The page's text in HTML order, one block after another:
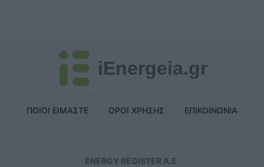
iEnergeia.gr
ΠΟΙΟΙ ΕΙΜΑΣΤΕ ΟΡΟΙ ΧΡΗΣΗΣ ΕΠΙΚΟΙΝΩΝΙΑ
ENERGY REGISTER Α.Ε.